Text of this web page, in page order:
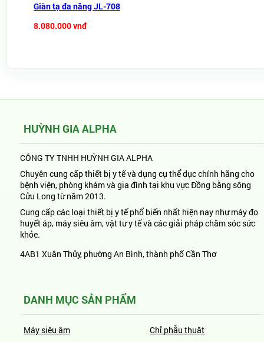
Giàn tạ đa năng JL-708
8.080.000 vnđ
HUỲNH GIA ALPHA
CÔNG TY TNHH HUỲNH GIA ALPHA
Chuyên cung cấp thiết bị y tế và dụng cụ thể dục chính hãng cho
bệnh viện, phòng khám và gia đình tại khu vực Đồng bằng sông
Cửu Long từ năm 2013.
Cung cấp các loại thiết bị y tế phổ biến nhất hiện nay như máy đo
huyết áp, máy siêu âm, vật tư y tế và các giải pháp chăm sóc sức
khỏe.
4AB1 Xuân Thủy, phường An Bình, thành phố Cần Thơ
DANH MỤC SẢN PHẨM
Máy siêu âm
Chỉ phẫu thuật